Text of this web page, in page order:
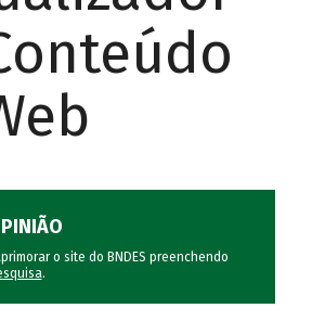
o site do BNDES preenchendo
.